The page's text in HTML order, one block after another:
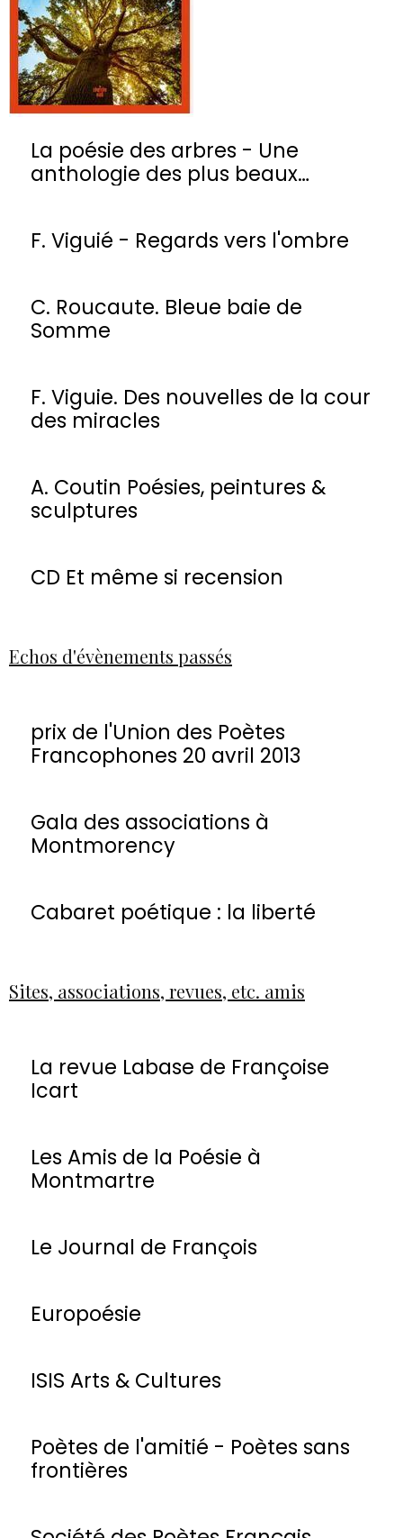
La poésie des arbres - Une
anthologie des plus beaux
F. Viguié - Regards vers l'ombre
C. Roucaute. Bleue baie de
Somme
F. Viguie. Des nouvelles de la cour
des miracles
A. Coutin Poésies, peintures &
sculptures
CD Et même si recension
Echos d'évènements passés
prix de l'Union des Poètes
Francophones 20 avril 2013
Gala des associations à
Montmorency
Cabaret poétique : la liberté
Sites, associations, revues, etc. amis
La revue Labase de Françoise
Icart
Les Amis de la Poésie à
Montmartre
Le Journal de François
Europoésie
ISIS Arts & Cultures
Poètes de l'amitié - Poètes sans
frontières